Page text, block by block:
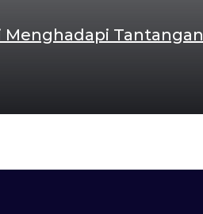
Menghadapi Tantangan